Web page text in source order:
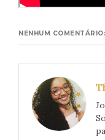
NENHUM COMENTÁRIO: